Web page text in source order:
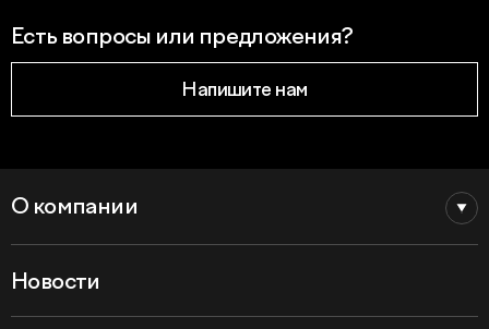
Есть вопросы или предложения?
Напишите нам
О компании
Новости